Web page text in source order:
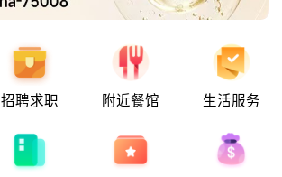
招聘求职 附近餐馆 生活服务
8月6日要闻：法国医学实习名额大增！
炉！